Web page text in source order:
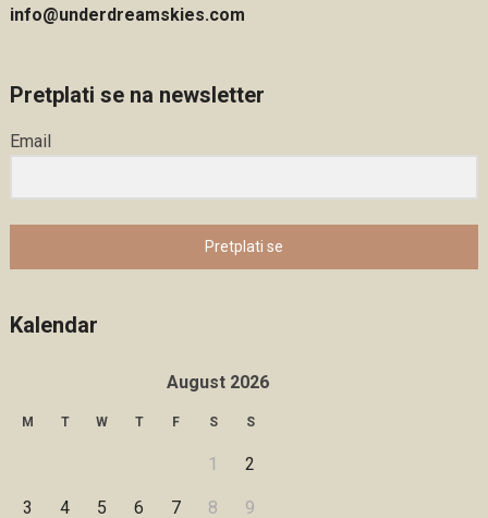
info@underdreamskies.com
Pretplati se na newsletter
Email
Pretplati se
Kalendar
August 2026
M T W T F S S
1 2
3 4 5 6 7 8 9